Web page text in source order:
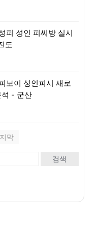
피 성인 피씨방 실시
도
보이 성인피시 새로
석 - 군산
막
검색